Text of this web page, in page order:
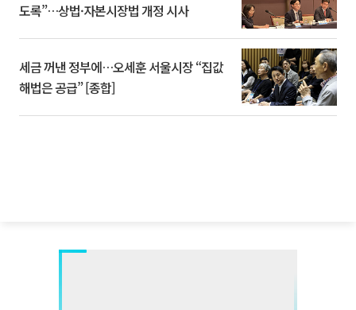
도록”…상법·자본시장법 개정 시사
세금 꺼낸 정부에…오세훈 서울시장 “집값
해법은 공급” [종합]